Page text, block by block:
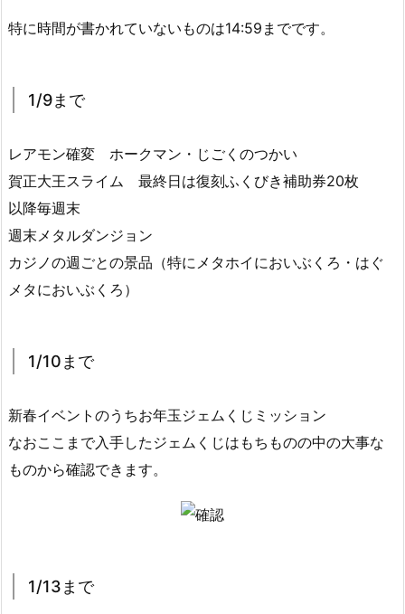
特に時間が書かれていないものは14:59までです。
1/9まで
レアモン確変 ホークマン・じごくのつかい
賀正大王スライム 最終日は復刻ふくびき補助券20枚
以降毎週末
週末メタルダンジョン
カジノの週ごとの景品（特にメタホイにおいぶくろ・はぐ
メタにおいぶくろ）
1/10まで
新春イベントのうちお年玉ジェムくじミッション
なおここまで入手したジェムくじはもちものの中の大事な
ものから確認できます。
1/13まで